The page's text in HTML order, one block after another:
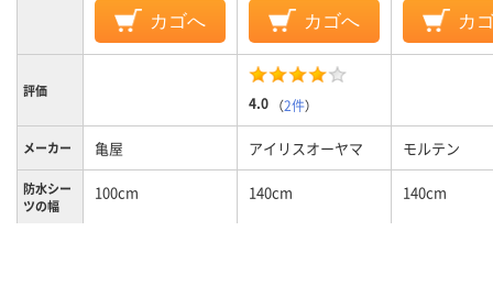
カゴへ カゴへ カ
評価
4.0 （2件）
メーカー 亀屋 アイリスオーヤマ モルテン
防水シー
ツの幅
100cm 140cm 140cm